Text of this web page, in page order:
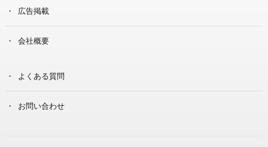
広告掲載
会社概要
よくある質問
お問い合わせ